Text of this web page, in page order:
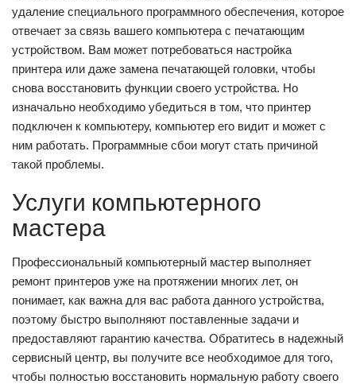
удаление специального программного обеспечения, которое
отвечает за связь вашего компьютера с печатающим
устройством. Вам может потребоваться настройка
принтера или даже замена печатающей головки, чтобы
снова восстановить функции своего устройства. Но
изначально необходимо убедиться в том, что принтер
подключен к компьютеру, компьютер его видит и может с
ним работать. Программные сбои могут стать причиной
такой проблемы.
Услуги компьютерного
мастера
Профессиональный компьютерный мастер выполняет
ремонт принтеров уже на протяжении многих лет, он
понимает, как важна для вас работа данного устройства,
поэтому быстро выполняют поставленные задачи и
предоставляют гарантию качества. Обратитесь в надежный
сервисный центр, вы получите все необходимое для того,
чтобы полностью восстановить нормальную работу своего